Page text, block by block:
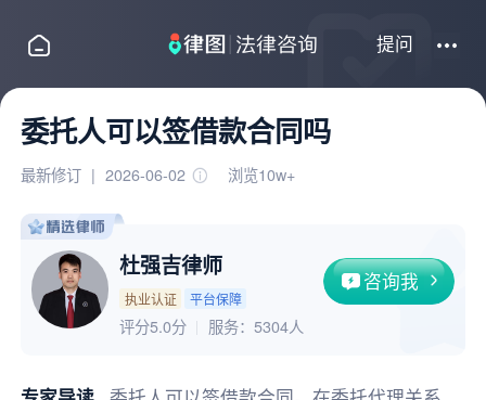
提问
委托人可以签借款合同吗
最新修订 | 2026-06-02 浏览10w+
杜强吉律师
执业认证 平台保障
咨询我
评分5.0分 服务： 5304人